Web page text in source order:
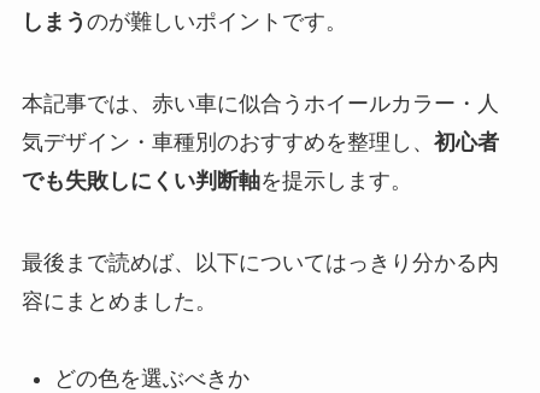
しまう のが難しいポイントです。
本記事では、赤い車に似合うホイールカラー・人
気デザイン・車種別のおすすめを整理し、 初心者
でも失敗しにくい判断軸を提示します。
最後まで読めば、以下についてはっきり分かる内
容にまとめました。
どの色を選ぶべきか